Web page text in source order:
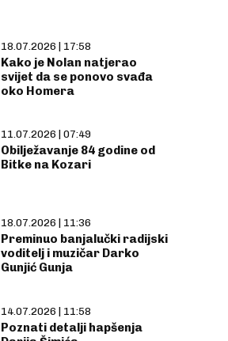
18.07.2026 | 17:58
Kako je Nolan natjerao
svijet da se ponovo svađa
oko Homera
11.07.2026 | 07:49
Obilježavanje 84 godine od
Bitke na Kozari
18.07.2026 | 11:36
Preminuo banjalučki radijski
voditelj i muzičar Darko
Gunjić Gunja
14.07.2026 | 11:58
Poznati detalji hapšenja